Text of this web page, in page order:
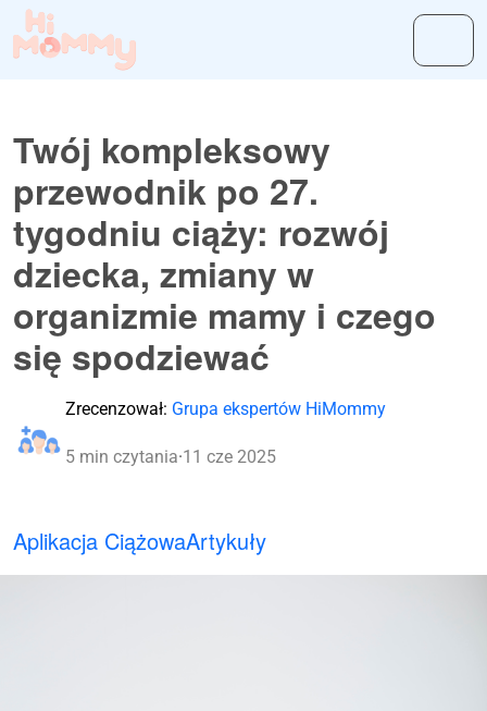
Twój kompleksowy
przewodnik po 27.
tygodniu ciąży: rozwój
dziecka, zmiany w
organizmie mamy i czego
się spodziewać
Zrecenzował: Grupa ekspertów HiMommy
5 min czytania·11 cze 2025
Aplikacja CiążowaArtykuły